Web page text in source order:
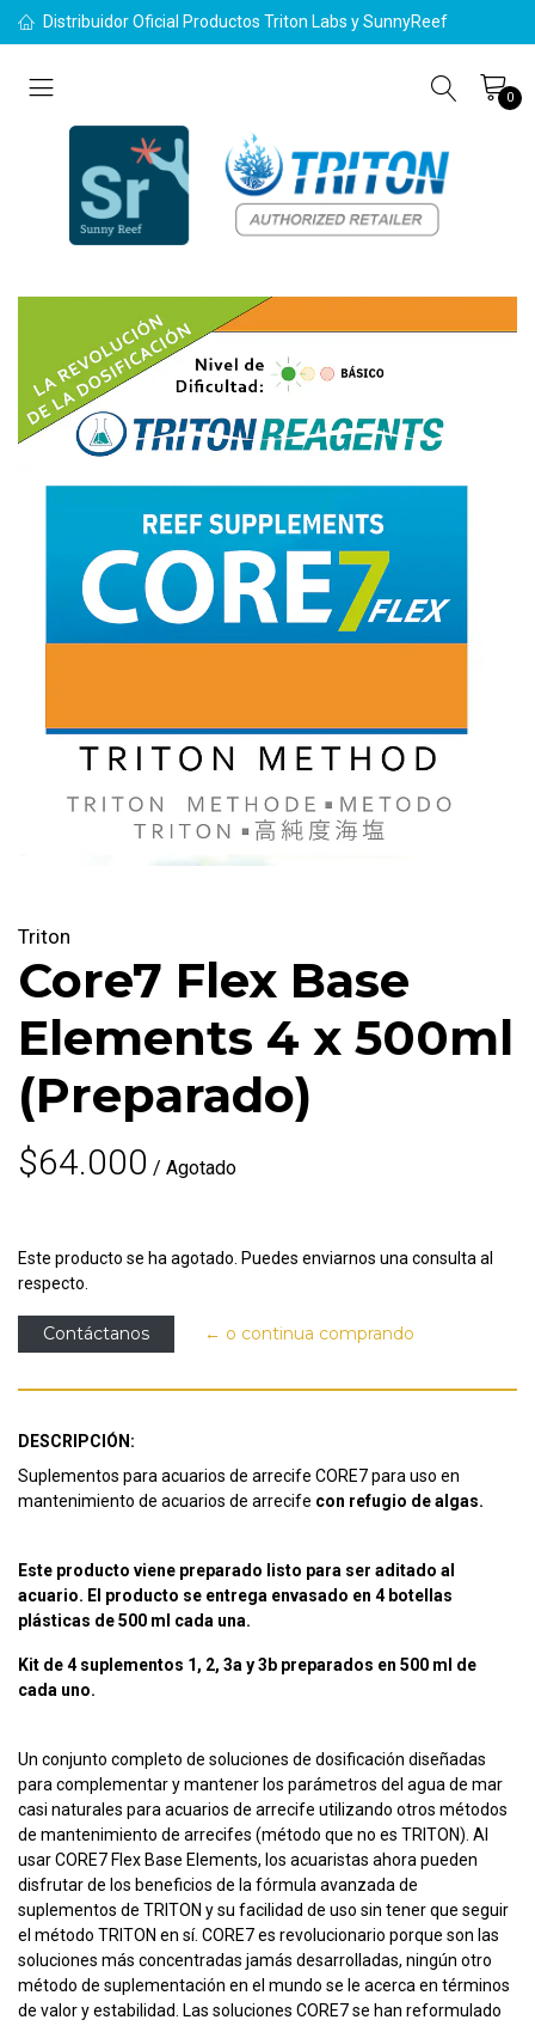
Distribuidor Oficial Productos Triton Labs y SunnyReef
0
Triton
Core7 Flex Base
Elements 4 x 500ml
(Preparado)
$64.000 / Agotado
Este producto se ha agotado. Puedes enviarnos una consulta al
respecto.
Contáctanos ← o continua comprando
DESCRIPCIÓN:
Suplementos para acuarios de arrecife CORE7 para uso en
mantenimiento de acuarios de arrecife con refugio de algas.
Este producto viene preparado listo para ser aditado al
acuario. El producto se entrega envasado en 4 botellas
plásticas de 500 ml cada una.
Kit de 4 suplementos 1, 2, 3a y 3b preparados en 500 ml de
cada uno.
Un conjunto completo de soluciones de dosificación diseñadas
para complementar y mantener los parámetros del agua de mar
casi naturales para acuarios de arrecife utilizando otros métodos
de mantenimiento de arrecifes (método que no es TRITON). Al
usar CORE7 Flex Base Elements, los acuaristas ahora pueden
disfrutar de los beneficios de la fórmula avanzada de
suplementos de TRITON y su facilidad de uso sin tener que seguir
el método TRITON en sí. CORE7 es revolucionario porque son las
soluciones más concentradas jamás desarrolladas, ningún otro
método de suplementación en el mundo se le acerca en términos
de valor y estabilidad. Las soluciones CORE7 se han reformulado